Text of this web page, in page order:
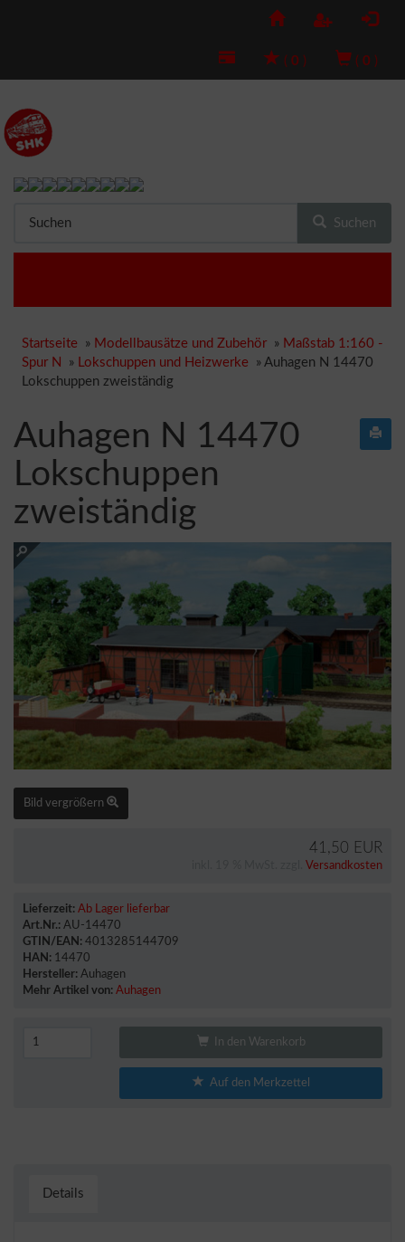
( 0 ) ( 0 )
Suchen
Startseite » Modellbausätze und Zubehör » Maßstab 1:160 -
Spur N
» Lokschuppen und Heizwerke » Auhagen N 14470
Lokschuppen zweiständig
Auhagen N 14470
Lokschuppen
zweiständig
Bild vergrößern
41,50 EUR
Versandkosten
Lieferzeit: Ab Lager lieferbar
Art.Nr.: AU-14470
GTIN/EAN: 4013285144709
HAN: 14470
Hersteller: Auhagen
Mehr Artikel von: Auhagen
In den Warenkorb
Auf den Merkzettel
Details